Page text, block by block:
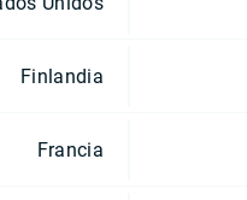
Finlandia
Francia